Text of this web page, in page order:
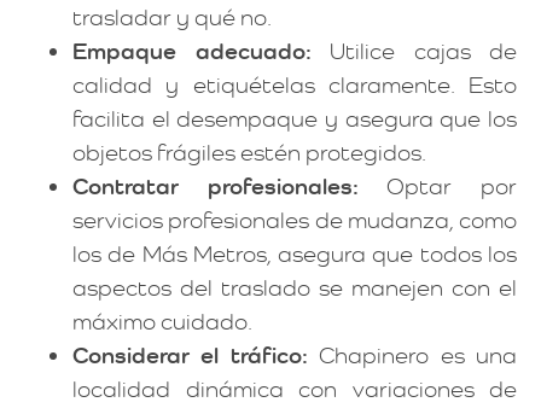
trasladar y qué no.
Empaque adecuado: Utilice cajas de
calidad y etiquételas claramente. Esto
facilita el desempaque y asegura que los
objetos frágiles estén protegidos.
Contratar profesionales: Optar por
servicios profesionales de mudanza, como
los de Más Metros, asegura que todos los
aspectos del traslado se manejen con el
máximo cuidado.
Considerar el tráfico: Chapinero es una
localidad dinámica con variaciones de